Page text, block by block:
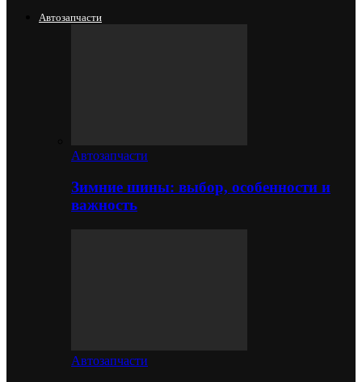
Автозапчасти
Автозапчасти
Зимние шины: выбор, особенности и
важность
Автозапчасти